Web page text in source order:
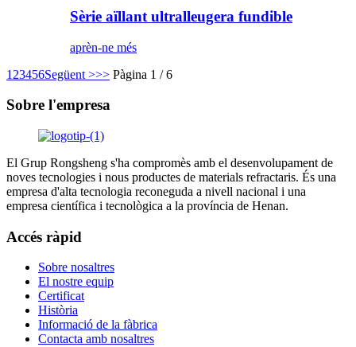
Sèrie aïllant ultralleugera fundible
aprèn-ne més
1 23456Següent >>> Pàgina 1 / 6
Sobre l'empresa
El Grup Rongsheng s'ha compromès amb el desenvolupament de
noves tecnologies i nous productes de materials refractaris. És una
empresa d'alta tecnologia reconeguda a nivell nacional i una
empresa científica i tecnològica a la província de Henan.
Accés ràpid
Sobre nosaltres
El nostre equip
Certificat
Història
Informació de la fàbrica
Contacta amb nosaltres